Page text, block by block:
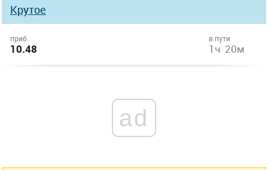
Крутое
приб.
10.48
в пути
1ч 20м
ad